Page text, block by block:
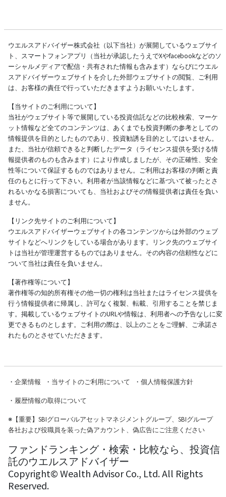
ウエルスアドバイザー株式会社（以下当社）が展開しているウェブサイ
ト、スマートフォンアプリ（当社が承認したうえでXやfacebookなどのソ
ーシャルメディアで配信・共有された情報も含みます）ならびにウエル
スアドバイザーウェブサイトを介した外部ウェブサイトの閲覧、ご利用
は、お客様の責任で行っていただきますようお願いいたします。
【当サイトのご利用について】
当社がウェブサイト等で展開している投資信託などの比較検索、マーケ
ット情報など全てのコンテンツは、あくまでも投資判断の参考としての
情報提供を目的としたものであり、投資勧誘を目的としてはいません。
また、当社が信頼できると判断したデータ（ライセンス提供を受ける情
報提供者のものも含みます）により作成しましたが、その正確性、安全
性等について保証するものではありません。ご利用はお客様の判断と責
任のもとに行って下さい。利用者が当該情報などに基づいて被ったとさ
れるいかなる損害についても、当社およびその情報提供者は責任を負い
ません。
【リンク先サイトのご利用について】
ウエルスアドバイザーウェブサイトの各コンテンツからは外部のウェブ
サイトなどへリンクをしている場合があります。リンク先のウェブサイ
トは当社が管理運営するものではありません。その内容の信頼性などに
ついて当社は責任を負いません。
【著作権等について】
著作権等の知的所有権その他一切の権利は当社またはライセンス提供を
行う情報提供者に帰属し、許可なく複製、転載、引用することを禁じま
す。掲載しているウェブサイトのURLや情報は、利用者への予告なしに変
更できるものとします。ご利用の際は、以上のことをご理解、ご承諾さ
れたものとさせていただきます。
・ 企業情報 ・ 当サイトのご利用について ・ 個人情報保護方針
・ 履歴情報の取得について
※【重要】SBIグローバルアセットマネジメントグループ、SBIグループ
各社および役職員を装った偽アカウント、偽広告にご注意ください
ファンドランキング・検索・比較なら、投資信
託のウエルスアドバイザー
Copyright© Wealth Advisor Co., Ltd. All Rights
Reserved.